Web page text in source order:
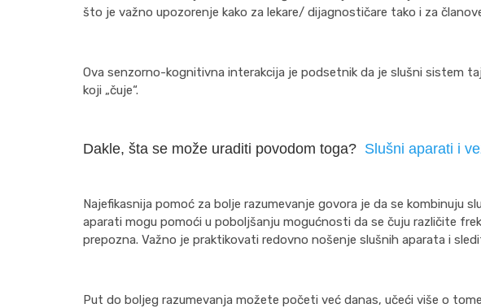
što je važno upozorenje kako za lekare/ dijagnostičare tako i za
Ova senzorno-kognitivna interakcija je podsetnik da je slušni sistem
koji „čuje“.
Dakle, šta se može uraditi povodom toga? Slušni aparati i
Najefikasnija pomoć za bolje razumevanje govora je da se kombinuju
aparati mogu pomoći u poboljšanju mogućnosti da se čuju različite
prepozna. Važno je praktikovati redovno nošenje slušnih aparata i
Put do boljeg razumevanja možete početi već danas, učeći više o